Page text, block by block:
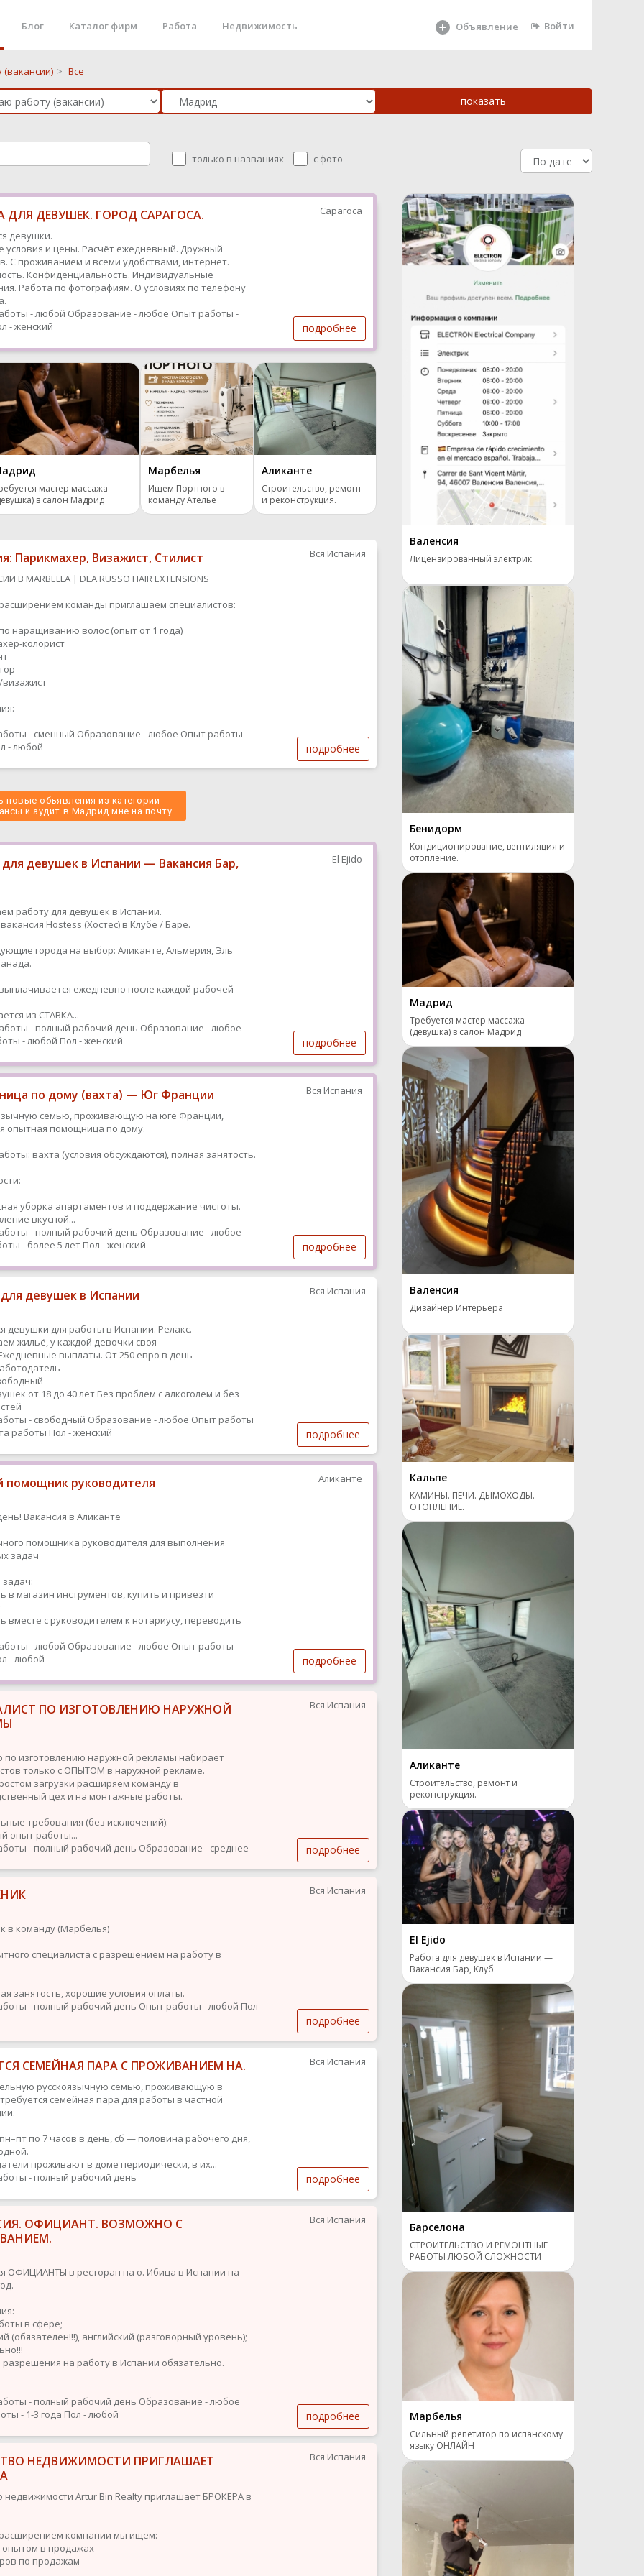
Блог Каталог фирм Работа Недвижимость Объявление Войти
> Все
только в названиях с фото
ДЛЯ ДЕВУШЕК. ГОРОД САРАГОСА.
девушки.
условия и цены. Расчёт ежедневный. Дружный
С проживанием и всеми удобствами, интернет.
Конфиденциальность. Индивидуальные
Работа по фотографиям. О условиях по телефону
- любой Образование - любое Опыт работы -
- женский
Сарагоса
подробнее
мастер массажа
в салон Мадрид
Марбелья
Ищем Портного в
команду Ателье
Аликанте
Строительство, ремонт
и реконструкция.
Парикмахер, Визажист, Стилист
В MARBELLA | DEA RUSSO HAIR EXTENSIONS
расширением команды приглашаем специалистов:
наращиванию волос (опыт от 1 года)
колорист
визажист
- сменный Образование - любое Опыт работы -
- любой
Вся Испания
подробнее
новые объявления из категории
и аудит в Мадрид мне на почту
девушек в Испании — Вакансия Бар,
работу для девушек в Испании.
Hostess (Хостес) в Клубе / Баре.
города на выбор: Аликанте, Альмерия, Эль
ежедневно после каждой рабочей
из СТАВКА...
- полный рабочий день Образование - любое
- любой Пол - женский
El Ejido
подробнее
по дому (вахта) — Юг Франции
семью, проживающую на юге Франции,
опытная помощница по дому.
вахта (условия обсуждаются), полная занятость.
уборка апартаментов и поддержание чистоты.
вкусной...
- полный рабочий день Образование - любое
- более 5 лет Пол - женский
Вся Испания
подробнее
девушек в Испании
девушки для работы в Испании. Релакс.
жильё, у каждой девочки своя
выплаты. От 250 евро в день
от 18 до 40 лет Без проблем с алкоголем и без
- свободный Образование - любое Опыт работы
работы Пол - женский
Вся Испания
подробнее
помощник руководителя
Вакансия в Аликанте
помощника руководителя для выполнения
задач
в магазин инструментов, купить и привезти
вместе с руководителем к нотариусу, переводить
- любой Образование - любое Опыт работы -
- любой
Аликанте
подробнее
ПО ИЗГОТОВЛЕНИЮ НАРУЖНОЙ
по изготовлению наружной рекламы набирает
только с ОПЫТОМ в наружной рекламе.
загрузки расширяем команду в
цех и на монтажные работы.
требования (без исключений):
опыт работы...
- полный рабочий день Образование - среднее
Вся Испания
подробнее
в команду (Марбелья)
специалиста с разрешением на работу в
занятость, хорошие условия оплаты.
- полный рабочий день Опыт работы - любой Пол
Вся Испания
подробнее
СЕМЕЙНАЯ ПАРА С ПРОЖИВАНИЕМ НА.
русскоязычную семью, проживающую в
семейная пара для работы в частной
по 7 часов в день, сб — половина рабочего дня,
проживают в доме периодически, в их...
- полный рабочий день
Вся Испания
подробнее
ОФИЦИАНТ. ВОЗМОЖНО С
ОФИЦИАНТЫ в ресторан на о. Ибица в Испании на
в сфере;
(обязателен!!!), английский (разговорный уровень);
разрешения на работу в Испании обязательно.
- полный рабочий день Образование - любое
- 1-3 года Пол - любой
Вся Испания
подробнее
НЕДВИЖИМОСТИ ПРИГЛАШАЕТ
недвижимости Artur Bin Realty приглашает БРОКЕРА в
расширением компании мы ищем:
опытом в продажах
по продажам
Вся Испания
Валенсия
Лицензированный электрик
Бенидорм
Кондиционирование, вентиляция и
отопление.
Мадрид
Требуется мастер массажа
(девушка) в салон Мадрид
Валенсия
Дизайнер Интерьера
Кальпе
КАМИНЫ. ПЕЧИ. ДЫМОХОДЫ.
ОТОПЛЕНИЕ.
Аликанте
Строительство, ремонт и
реконструкция.
El Ejido
Работа для девушек в Испании —
Вакансия Бар, Клуб
Барселона
СТРОИТЕЛЬСТВО И РЕМОНТНЫЕ
РАБОТЫ ЛЮБОЙ СЛОЖНОСТИ
Марбелья
Сильный репетитор по испанскому
языку ОНЛАЙН